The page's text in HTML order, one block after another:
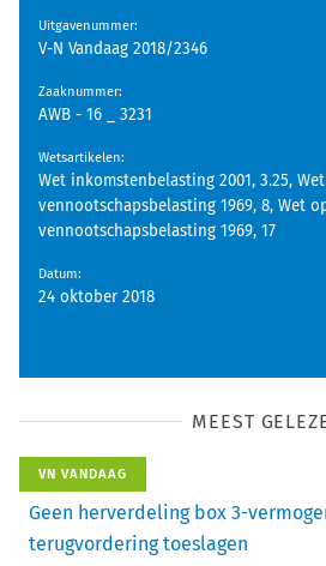
Uitgavenummer:
V-N Vandaag 2018/2346
Zaaknummer:
AWB - 16 _ 3231
Wetsartikelen:
Wet inkomstenbelasting 2001, 3.25,
vennootschapsbelasting 1969, 8, Wet
vennootschapsbelasting 1969, 17
Datum:
24 oktober 2018
MEEST
VN VANDAAG
Geen herverdeling box 3-
terugvordering toeslagen